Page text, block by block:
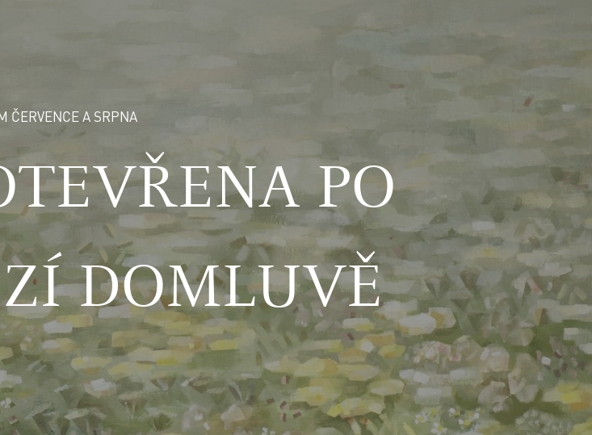
ČERVENCE A SRPNA
PO
DOMLUVĚ